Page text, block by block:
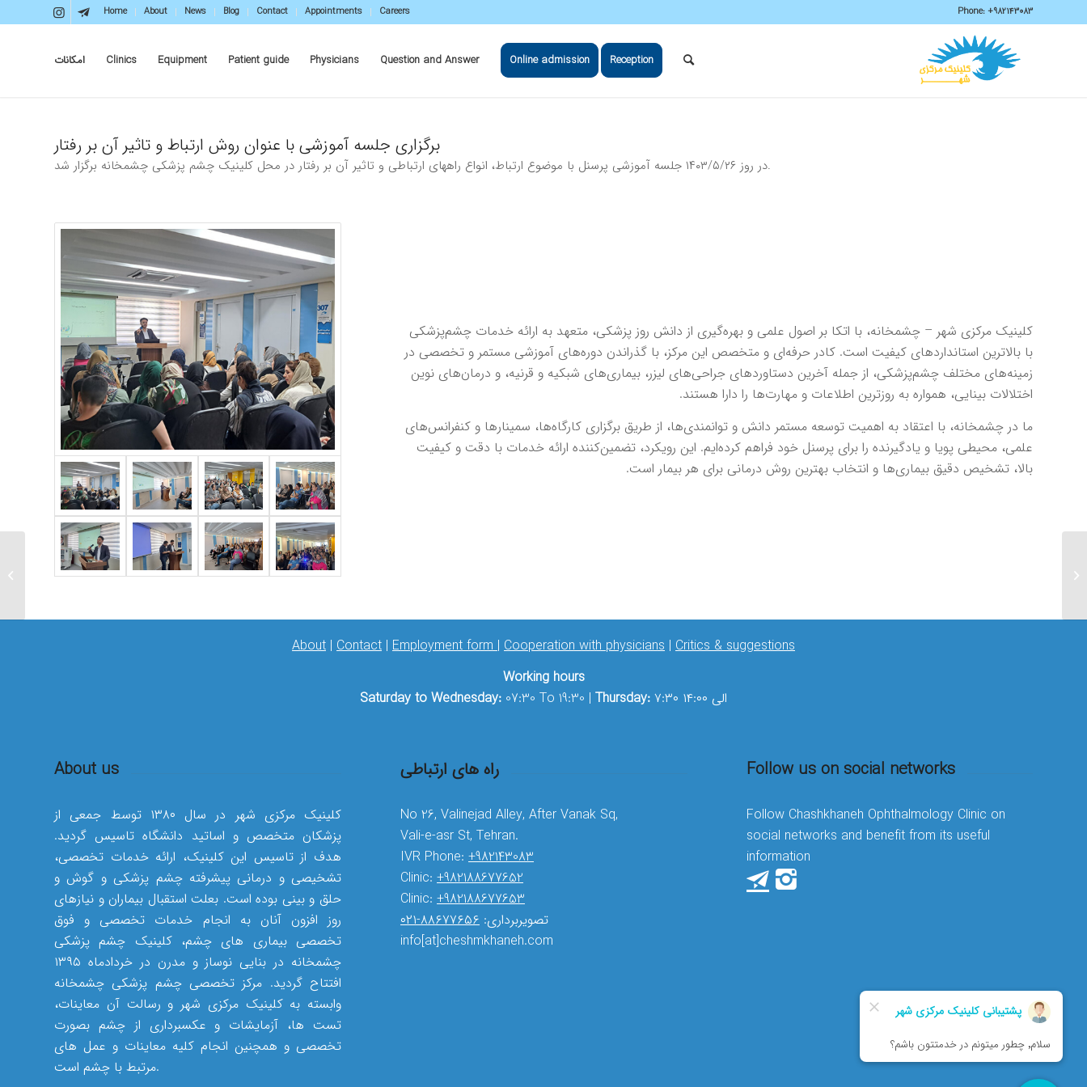
Home About News Blog Contact Appointments Careers Phone:+982143083
امکانات Clinics Equipment Patient guide Physicians Question and Answer Online admission Reception
برگزاری جلسه آموزشی با عنوان روش ارتباط و تاثیر آن بر رفتار
در روز ۱۴۰۳/۵/۲۶ جلسه آموزشی پرسنل با موضوع ارتباط، انواع راههای ارتباطی و تاثیر آن بر رفتار در محل کلینیک چشم پزشکی چشمخانه برگزار شد.
کلینیک مرکزی شهر – چشمخانه، با اتکا بر اصول علمی و بهره‌گیری از دانش روز پزشکی، متعهد به ارائه خدمات چشم‌پزشکی
با بالاترین استانداردهای کیفیت است. کادر حرفه‌ای و متخصص این مرکز، با گذراندن دوره‌های آموزشی مستمر و تخصصی در
زمینه‌های مختلف چشم‌پزشکی، از جمله آخرین دستاوردهای جراحی‌های لیزر، بیماری‌های شبکیه و قرنیه، و درمان‌های نوین
اختلالات بینایی، همواره به روزترین اطلاعات و مهارت‌ها را دارا هستند.
ما در چشمخانه، با اعتقاد به اهمیت توسعه مستمر دانش و توانمندی‌ها، از طریق برگزاری کارگاه‌ها، سمینارها و کنفرانس‌های
علمی، محیطی پویا و یادگیرنده را برای پرسنل خود فراهم کرده‌ایم. این رویکرد، تضمین‌کننده ارائه خدمات با دقت و کیفیت
بالا، تشخیص دقیق بیماری‌ها و انتخاب بهترین روش درمانی برای هر بیمار است.
About | Contact | Employment form| Cooperation with physicians | Critics & suggestions
Working hours
Saturday to Wednesday: 07:30 To 19:30 | Thursday: ۷:۳۰ الی ۱۴:۰۰
About us
کلینیک مرکزی شهر در سال ۱۳۸۰ توسط جمعی از
پزشکان متخصص و اساتید دانشگاه تاسیس گردید.
هدف از تاسیس این کلینیک، ارائه خدمات تخصصی،
تشخیصی و درمانی پیشرفته چشم پزشکی و گوش و
حلق و بینی بوده است. بعلت استقبال بیماران و نیازهای
روز افزون آنان به انجام خدمات تخصصی و فوق
تخصصی بیماری های چشم، کلینیک چشم پزشکی
چشمخانه در بنایی نوساز و مدرن در خردادماه ۱۳۹۵
افتتاح گردید. مرکز تخصصی چشم پزشکی چشمخانه
وابسته به کلینیک مرکزی شهر و رسالت آن معاینات،
تست ها، آزمایشات و عکسبرداری از چشم بصورت
تخصصی و همچنین انجام کلیه معاینات و عمل های
مرتبط با چشم است.
راه های ارتباطی
No 26, Valinejad Alley, After Vanak Sq,
Vali-e-asr St, Tehran.
IVR Phone: +982143083
Clinic: +982188677652
Clinic: +982188677653
تصویربرداری: ۸۸۶۷۷۶۵۶-۰۲۱
info[at]cheshmkhaneh.com
Follow us on social networks
Follow Chashkhaneh Ophthalmology Clinic on
social networks and benefit from its useful
information
تعیین هیات مدیره